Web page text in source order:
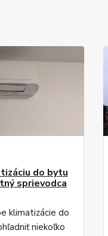
do bytu
sprievodca
klimatizácie do
niekoľko